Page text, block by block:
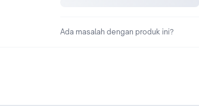
**PENGIRIMAN MENGGUNAKAN
Ada masalah dengan produk ini?